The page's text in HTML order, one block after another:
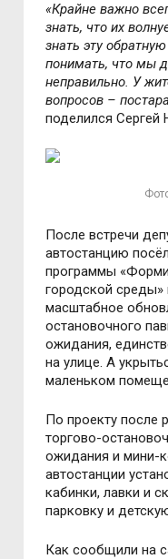
«Крайне важно
знать, что их
знать эту
понимать, что мы
неправильно. У
вопросов –
поделился Сергей
После встречи
автостанцию
программы
городской среды»
масштабное
остановочного
ожидания,
на улице. А
маленьком
По проекту после
торгово-
ожидания и мини-
автостанции
кабинки, лавки и
парковку и
Как сообщили на